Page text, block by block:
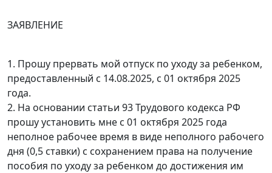
ЗАЯВЛЕНИЕ
1. Прошу прервать мой отпуск по уходу за ребенком,
предоставленный с 14.08.2025, с 01 октября 2025
года.
2. На основании статьи 93 Трудового кодекса РФ
прошу установить мне с 01 октября 2025 года
неполное рабочее время в виде неполного рабочего
дня (0,5 ставки) с сохранением права на получение
пособия по уходу за ребенком до достижения им